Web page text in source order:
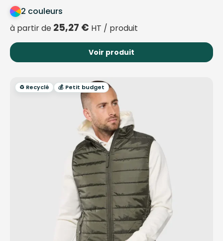
2 couleurs
à partir de 25,27 € HT / produit
Voir produit
♻️ Recyclé 💰 Petit budget